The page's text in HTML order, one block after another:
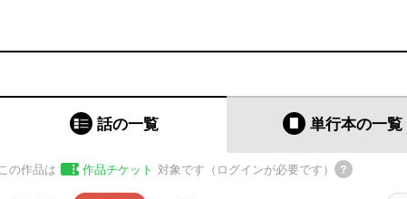
話の一覧 単行本の一覧
この作品は 作品チケット 対象です（ログインが必要です）